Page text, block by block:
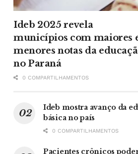
Ideb 2025 revela
municípios com maiores
menores notas da
no Paraná
0 COMPARTILHAMENTOS
Ideb mostra avanço da
básica no país
0 COMPARTILHAMENTOS
Pacientes crônicos